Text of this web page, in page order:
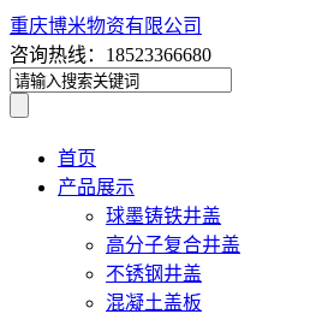
重庆博米物资有限公司
咨询热线：18523366680
首页
产品展示
球墨铸铁井盖
高分子复合井盖
不锈钢井盖
混凝土盖板